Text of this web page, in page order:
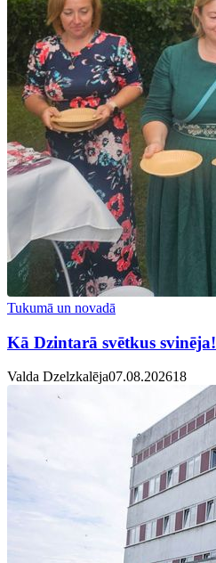
Tukumā un novadā
Kā Dzintarā svētkus svinēja!
Valda Dzelzkalēja07.08.202618